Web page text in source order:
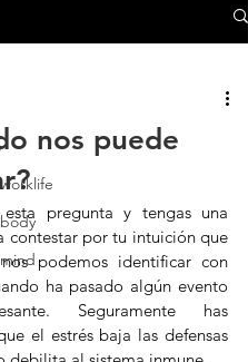
nos puede
pregunta y tengas una
contestar por tu intuición que
podemos identificar con
ha pasado algún evento
Seguramente has
el estrés baja las defensas